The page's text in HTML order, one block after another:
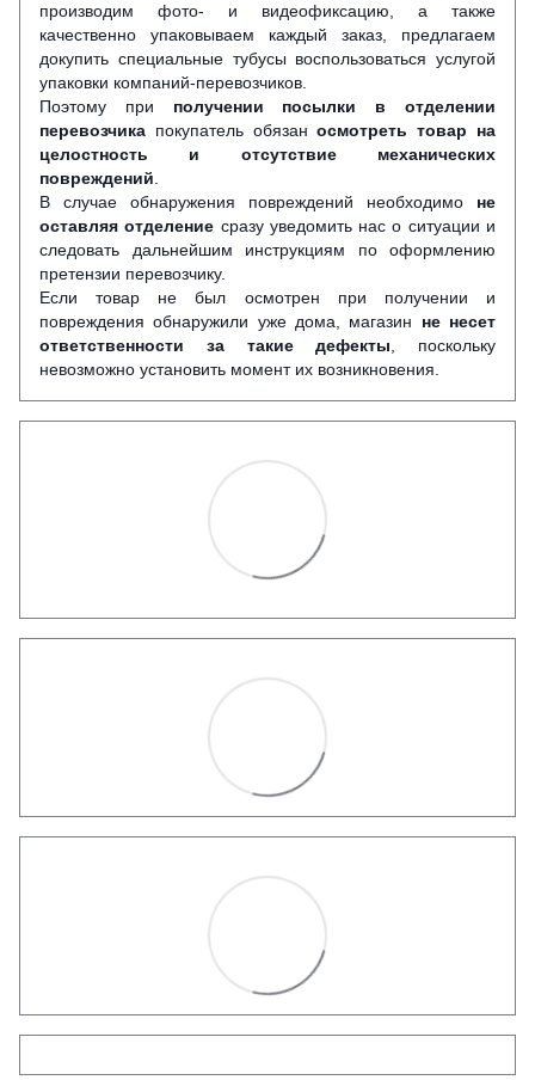
производим фото- и видеофиксацию, а также
качественно упаковываем каждый заказ, предлагаем
докупить специальные тубусы воспользоваться услугой
упаковки компаний-перевозчиков.
Поэтому при получении посылки в отделении
перевозчика покупатель обязаносмотреть товар на
целостность и отсутствие механических
повреждений
В случае обнаружения повреждений необходимо не
оставляя отделение сразу уведомить нас о ситуации и
следовать дальнейшим инструкциям по оформлению
претензии перевозчику.
Если товар не был осмотрен при получении и
повреждения обнаружили уже дома, магазин не несет
ответственности за такие дефекты , поскольку
невозможно установить момент их возникновения.